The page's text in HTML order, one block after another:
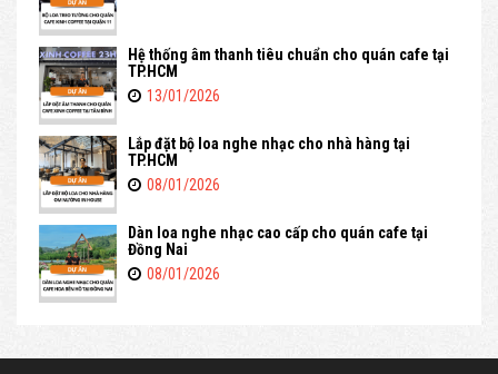
Hệ thống âm thanh tiêu chuẩn cho quán cafe tại
TP.HCM
13/01/2026
Lắp đặt bộ loa nghe nhạc cho nhà hàng tại
TP.HCM
08/01/2026
Dàn loa nghe nhạc cao cấp cho quán cafe tại
Đồng Nai
08/01/2026